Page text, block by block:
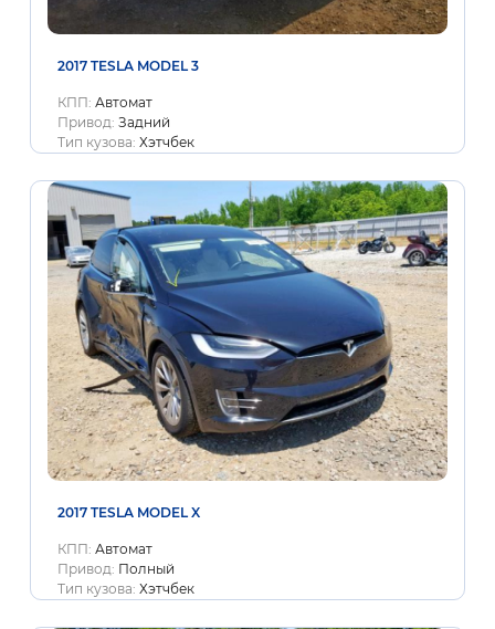
2017 TESLA MODEL 3
КПП: Автомат
Привод: Задний
Тип кузова: Хэтчбек
2017 TESLA MODEL X
КПП: Автомат
Привод: Полный
Тип кузова: Хэтчбек